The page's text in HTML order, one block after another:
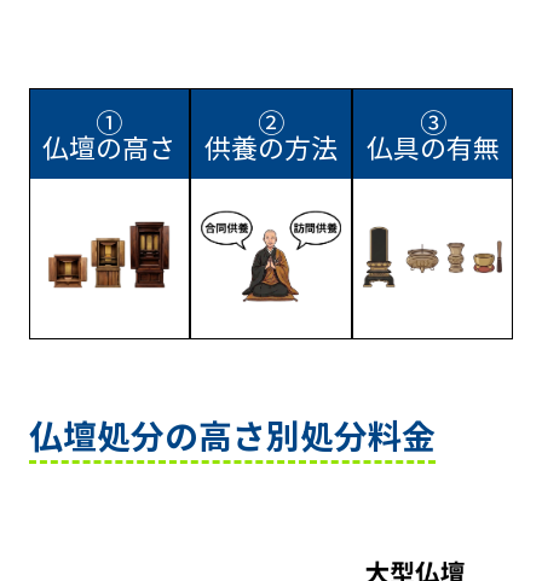
①
仏壇の高さ
②
供養の方法
③
仏具の有無
仏壇処分の高さ別処分料金